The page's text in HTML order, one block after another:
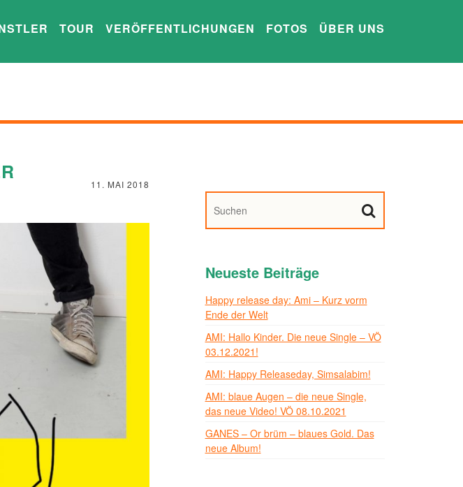
TOUR VERÖFFENTLICHUNGEN FOTOS ÜBER UNS
11. MAI 2018
Neueste Beiträge
Happy release day: Ami – Kurz vorm
Ende der Welt
AMI: Hallo Kinder. Die neue Single – VÖ
03.12.2021!
AMI: Happy Releaseday, Simsalabim!
AMI: blaue Augen – die neue Single,
das neue Video! VÖ 08.10.2021
GANES – Or brüm – blaues Gold. Das
neue Album!